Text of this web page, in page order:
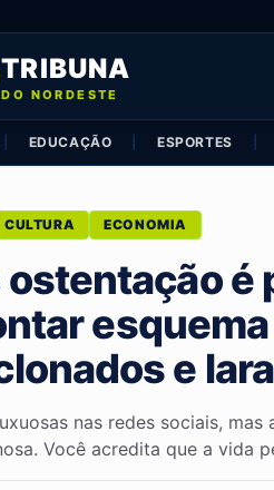
TRIBUNA
DO NORDESTE
EDUCAÇÃO ESPORTES
CULTURA ECONOMIA
é
e
nas redes sociais,
Você acredita que a vida